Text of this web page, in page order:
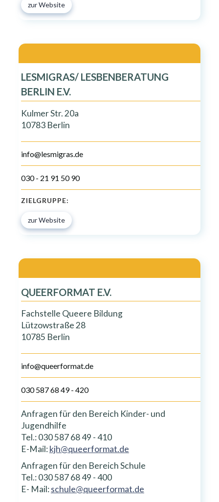
zur Website
LESMIGRAS/ LESBENBERATUNG
BERLIN E.V.
Kulmer Str. 20a
10783 Berlin
info@lesmigras.de
030 - 21 91 50 90
ZIELGRUPPE:
zur Website
QUEERFORMAT E.V.
Fachstelle Queere Bildung
Lützowstraße 28
10785 Berlin
info@queerformat.de
030 587 68 49 - 420
Anfragen für den Bereich Kinder- und
Jugendhilfe
Tel.: 030 587 68 49 - 410
E-Mail:kjh@queerformat.de
Anfragen für den Bereich Schule
Tel.: 030 587 68 49 - 400
E- Mail:schule@queerformat.de